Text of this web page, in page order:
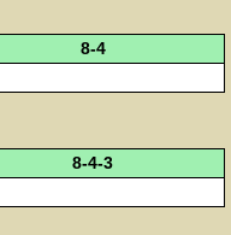
8-4
8-4-3